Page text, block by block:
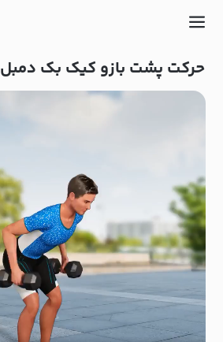
حرکت پشت بازو کیک بک دمبل